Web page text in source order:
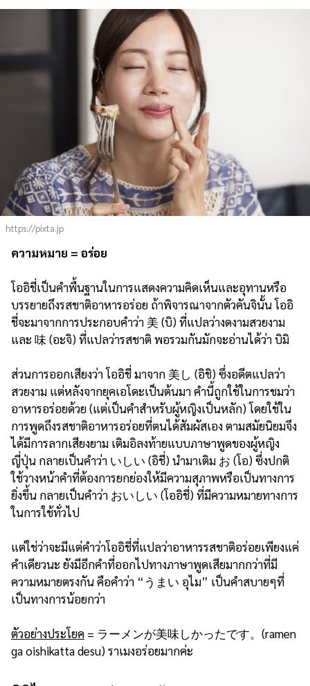
https://pixta.jp
ความหมาย = อร่อย
โออิชี่เป็นคำพื้นฐานในการแสดงความคิดเห็นและอุทานหรือ
บรรยายถึงรสชาติอาหารอร่อย ถ้าพิจารณาจากตัวคันจินั้น โออิ
ชี่จะมาจากการประกอบคำว่า 美 (บิ) ที่แปลว่างดงามสวยงาม
และ 味 (อะจิ) ที่แปลว่ารสชาติ พอรวมกันมักจะอ่านได้ว่า บิมิ
ส่วนการออกเสียงว่า โออิชี่ มาจาก 美し (อิชิ) ซึ่งอดีตแปลว่า
สวยงาม แต่หลังจากยุคเอโดะเป็นต้นมา คำนี้ถูกใช้ในการชมว่า
อาหารอร่อยด้วย (แต่เป็นคำสำหรับผู้หญิงเป็นหลัก) โดยใช้ใน
การพูดถึงรสชาติอาหารอร่อยที่ตนได้สัมผัสเอง ตามสมัยนิยมจึง
ได้มีการลากเสียงยาม เติมอิลงท้ายแบบภาษาพูดของผู้หญิง
ญี่ปุ่น กลายเป็นคำว่า いしい (อิชี่) นำมาเติม お (โอ) ซึ่งปกติ
ใช้วางหน้าคำที่ต้องการยกย่องให้มีความสุภาพหรือเป็นทางการ
ยิ่งขึ้น กลายเป็นคำว่า おいしい (โออิชี่) ที่มีความหมายทางการ
ในการใช้ทั่วไป
แต่ใช่ว่าจะมีแต่คำว่าโออิชี่ที่แปลว่าอาหารรสชาติอร่อยเพียงแค่
คำเดียวนะ ยังมีอีกคำที่ออกไปทางภาษาพูดเสียมากกว่าที่มี
ความหมายตรงกัน คือคำว่า “うまい อุไม” เป็นคำสบายๆที่
เป็นทางการน้อยกว่า
ตัวอย่างประโยค = ラーメンが美味しかったです。(ramen
ga oishikatta desu) ราเมงอร่อยมากค่ะ